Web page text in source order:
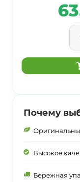
Почему
Высокое
Бережная